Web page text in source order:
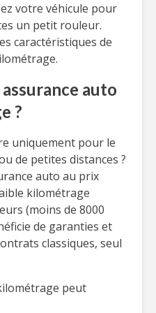
votre véhicule pour
un petit rouleur.
caractéristiques de
assurance auto
?
uniquement pour le
de petites distances ?
auto au prix
kilométrage
(moins de 8000
de garanties et
classiques, seul
peut